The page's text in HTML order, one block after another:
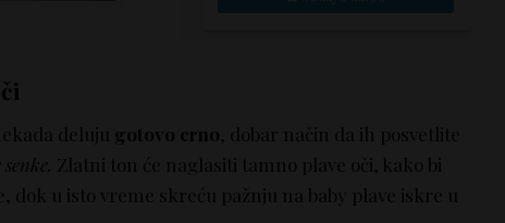
deluju gotovo crno, dobar način da ih posvetlite
senke. Zlatni ton će naglasiti tamno plave oči, kako bi
dok u isto vreme skreću pažnju na baby plave iskre u